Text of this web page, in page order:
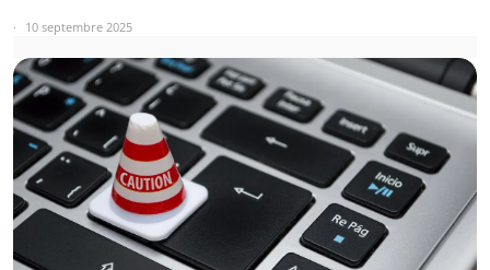
10 septembre 2025